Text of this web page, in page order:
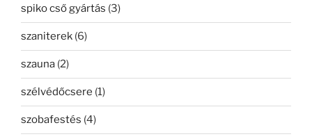
spiko cső gyártás (3)
szaniterek (6)
szauna (2)
szélvédőcsere (1)
szobafestés (4)